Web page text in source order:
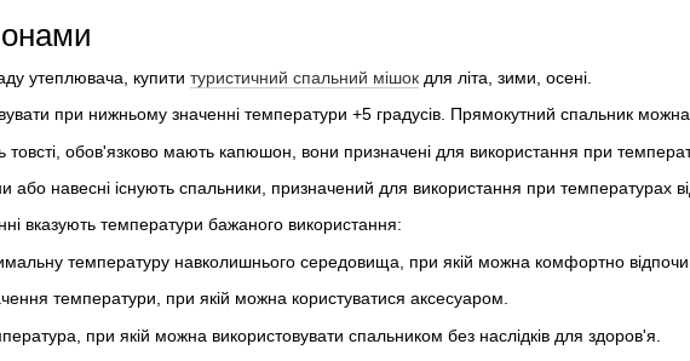
утеплювача, купити туристичний спальний мішок для літа, зими, осені.
при нижньому значенні температури +5 градусів. Прямокутний спальник
товсті, обов'язково мають капюшон, вони призначені для використання при
або навесні існують спальники, призначений для використання при температурах
вказують температури бажаного використання:
температуру навколишнього середовища, при якій можна комфортно
температури, при якій можна користуватися аксесуаром.
при якій можна використовувати спальником без наслідків для здоров'я.